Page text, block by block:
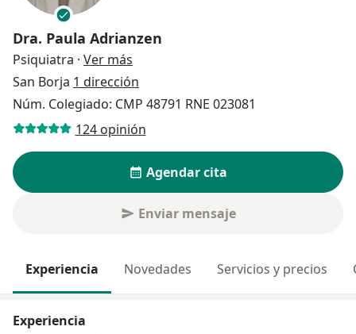
Dra. Paula Adrianzen
Psiquiatra · Ver más
San Borja 1 dirección
Núm. Colegiado: CMP 48791 RNE 023081
124 opinión
Agendar cita
Enviar mensaje
Experiencia Novedades Servicios y precios
Experiencia